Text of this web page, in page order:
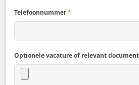
Telefoonnummer*
Optionele vacature of relevant